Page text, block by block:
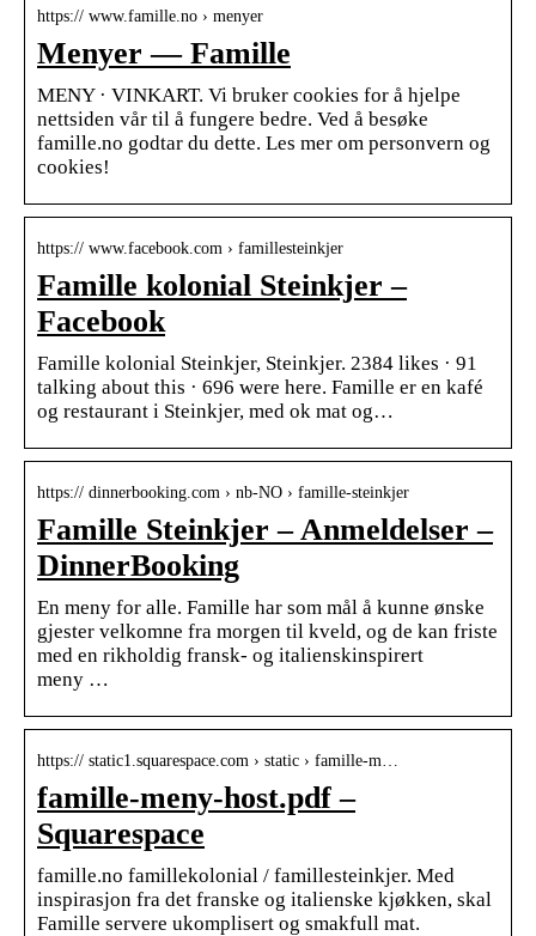
https:// www.famille.no › menyer
Menyer — Famille
MENY · VINKART. Vi bruker cookies for å hjelpe
nettsiden vår til å fungere bedre. Ved å besøke
famille.no godtar du dette. Les mer om personvern og
cookies!
https:// www.facebook.com › famillesteinkjer
Famille kolonial Steinkjer –
Facebook
Famille kolonial Steinkjer, Steinkjer. 2384 likes · 91
talking about this · 696 were here. Famille er en kafé
og restaurant i Steinkjer, med ok mat og…
https:// dinnerbooking.com › nb-NO › famille-steinkjer
Famille Steinkjer – Anmeldelser –
DinnerBooking
En meny for alle. Famille har som mål å kunne ønske
gjester velkomne fra morgen til kveld, og de kan friste
med en rikholdig fransk- og italienskinspirert
meny …
https:// static1.squarespace.com › static › famille-m…
famille-meny-host.pdf –
Squarespace
famille.no famillekolonial / famillesteinkjer. Med
inspirasjon fra det franske og italienske kjøkken, skal
Famille servere ukomplisert og smakfull mat.